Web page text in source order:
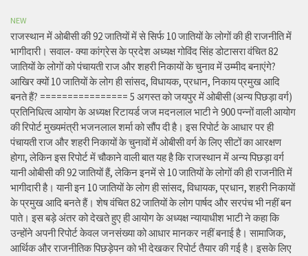
NEW
राजस्थान में ओबीसी की 92 जातियों में से सिर्फ 10 जातियों के लोगों की ही राजनीति में
भागीदारी। सवाल- क्या कांग्रेस के प्रदेश अध्यक्ष गोविंद सिंह डोटासरा वंचित 82
जातियों के लोगों को पंचायती राज और शहरी निकायों के चुनाव में उम्मीद बनाएंगे?
आखिर क्यों 10 जातियों के लोग ही सांसद, विधायक, प्रधान, निकाय प्रमुख आदि
बनते हैं? ================ 5 अगस्त को जयपुर में ओबीसी (अन्य पिछड़ा वर्ग)
प्रतिनिधित्व आयोग के अध्यक्ष रिटायर्ड जज मदनलाल भाटी ने 900 पन्नों वाली आयोग
की रिपोर्ट मुख्यमंत्री भजनलाल शर्मा को सौंप दी है। इस रिपोर्ट के आधार पर ही
पंचायती राज और शहरी निकायों के चुनावों में ओबीसी वर्ग के लिए सीटों का आरक्षण
होगा, लेकिन इस रिपोर्ट में चौकाने वाली बात यह है कि राजस्थान में अन्य पिछड़ा वर्ग
यानी ओबीसी की 92 जातियों हैं, लेकिन इनमें से 10 जातियों के लोगों की ही राजनीति में
भागीदारी है। यानी इन 10 जातियों के लोग ही सांसद, विधायक, प्रधान, शहरी निकायों
के प्रमुख आदि बनते हैं। शेष वंचित 82 जातियों के लोग पार्षद और सरपंच भी नहीं बन
पाते। इस बड़े अंतर को देखते हुए ही आयोग के अध्यक्ष न्यायाधीश भाटी ने कहा कि
उन्होंने अपनी रिपोर्ट केवल जनसंख्या को आधार मानकर नहीं बनाई है। सामाजिक,
आर्थिक और राजनीतिक पिछड़ेपन को भी देखकर रिपोर्ट तैयार की गई है। इसके लिए